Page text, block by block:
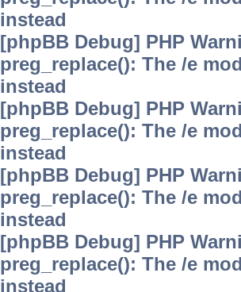
instead
[phpBB Debug] PHP
preg_replace(): The /e
instead
[phpBB Debug] PHP
preg_replace(): The /e
instead
[phpBB Debug] PHP
preg_replace(): The /e
instead
[phpBB Debug] PHP
preg_replace(): The /e
instead